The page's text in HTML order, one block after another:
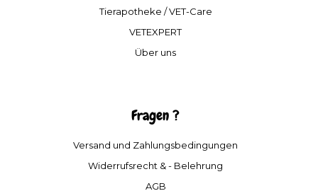
Tierapotheke / VET-Care
VETEXPERT
Über uns
Fragen ?
Versand und Zahlungsbedingungen
Widerrufsrecht & - Belehrung
AGB